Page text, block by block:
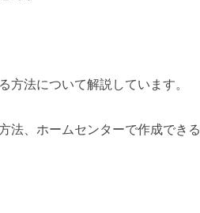
法について解説しています。
法、ホームセンターで作成できる